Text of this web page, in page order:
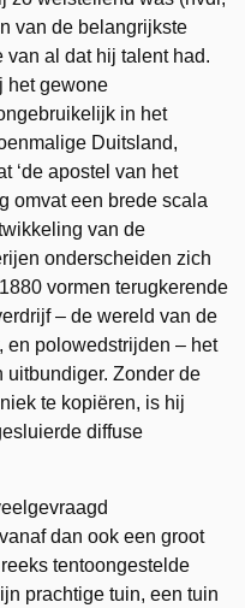
van de belangrijkste
van al dat hij talent had.
het gewone
in het
Duitsland,
‘de apostel van het
omvat een brede scala
van de
onderscheiden zich
vormen terugkerende
– de wereld van de
en polowedstrijden – het
uitbundiger. Zonder de
te kopiëren, is hij
diffuse
dan ook een groot
tentoongestelde
prachtige tuin, een tuin